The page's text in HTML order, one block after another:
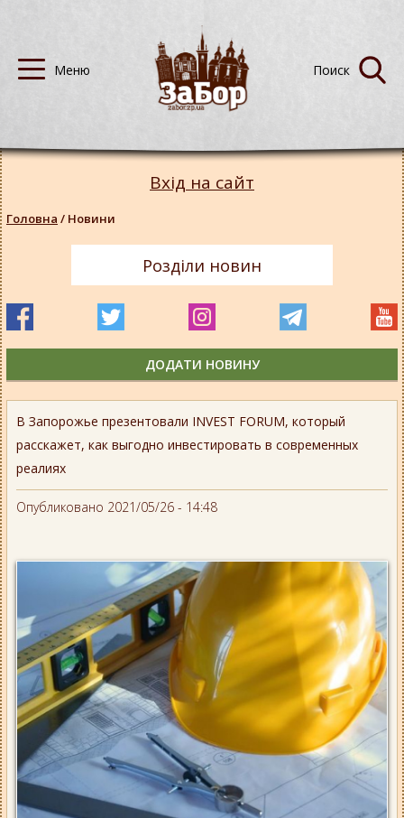
В Запорожье презентовали INVEST FORUM, который
расскажет, как выгодно инвестировать в современных
реалиях
Опубликовано 2021/05/26 - 14:48
Вхід на сайт
Головна / Новини
Розділи новин
ДОДАТИ НОВИНУ